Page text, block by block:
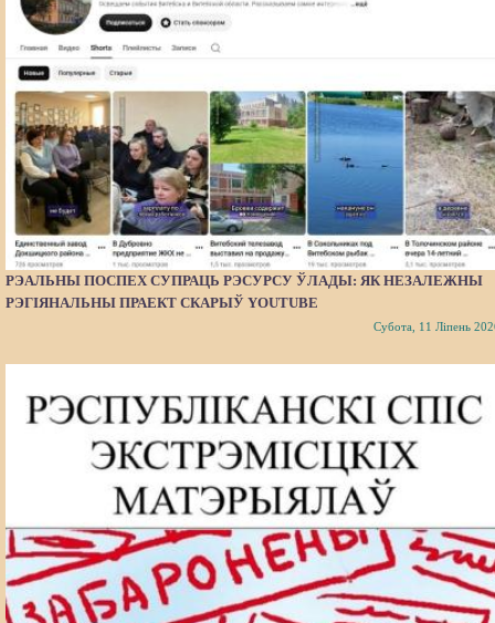
РЭАЛЬНЫ ПОСПЕХ СУПРАЦЬ РЭСУРСУ ЎЛАДЫ: ЯК НЕЗАЛЕЖНЫ
РЭГІЯНАЛЬНЫ ПРАЕКТ СКАРЫЎ YOUTUBE
Субота, 11 Ліпень